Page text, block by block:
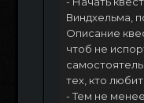
Виндхельма,
Описание
чтоб не
тех, кто любит
- Тем не